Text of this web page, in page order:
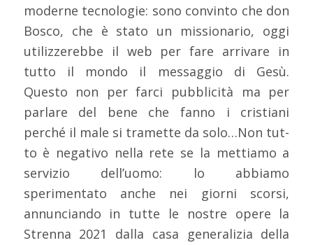
moderne tecnologie: sono convinto che don
Bosco, che è stato un missionario, oggi
utilizzerebbe il web per fare arrivare in
tutto il mondo il messaggio di Gesù.
Questo non per farci pubblicità ma per
parlare del bene che fanno i cristiani
perché il male si tramette da solo…Non tut-
to è negativo nella rete se la mettiamo a
servizio dell’uomo: lo abbiamo
sperimentato anche nei giorni scorsi,
annunciando in tutte le nostre opere la
Strenna 2021 dalla casa generalizia della